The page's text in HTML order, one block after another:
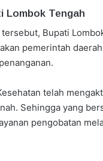
Lombok Tengah
Bupati
pemerintah
telah
Sehingga yang
pengobatan